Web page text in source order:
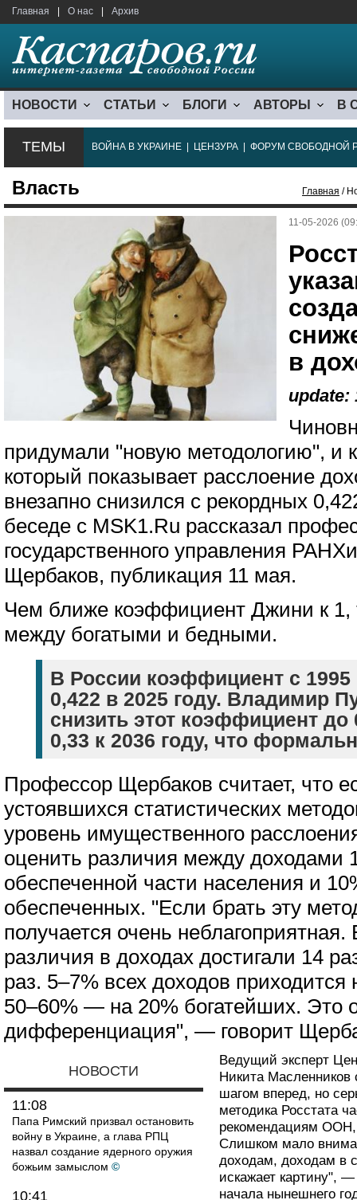
Главная О нас Архив
НОВОСТИ СТАТЬИ БЛОГИ АВТОРЫ В
ТЕМЫ ВОЙНА В УКРАИНЕ ЦЕНЗУРА ФОРУМ СВОБОДНОЙ
Власть Главная /
11-05-2026
в
update:
придумали "новую методологию",
который показывает расслоение
внезапно снизился с рекордных
беседе с MSK1.Ru рассказал
государственного управления
Щербаков, публикация 11 мая.
Чем ближе коэффициент Джини к 1,
между богатыми и бедными.
В России коэффициент с 1995
0,422 в 2025 году. Владимир
снизить этот коэффициент до
0,33 к 2036 году, что
Профессор Щербаков считает, что
устоявшихся статистических
уровень имущественного
оценить различия между доходами
обеспеченной части населения и
обеспеченных. "Если брать эту
получается очень
различия в доходах достигали 14
раз. 5–7% всех доходов
50–60% — на 20% богатейших. Это
дифференциация", — говорит
НОВОСТИ
11:08
Папа Римский призвал остановить
войну в Украине, а глава РПЦ
назвал создание ядерного оружия
божьим замыслом ©
10:41
Ведущий эксперт
Никита Масленников
шагом вперед, но
методика Росстата
рекомендациям ООН,
Слишком мало
доходам, доходам в
искажает картину",
начала нынешнего